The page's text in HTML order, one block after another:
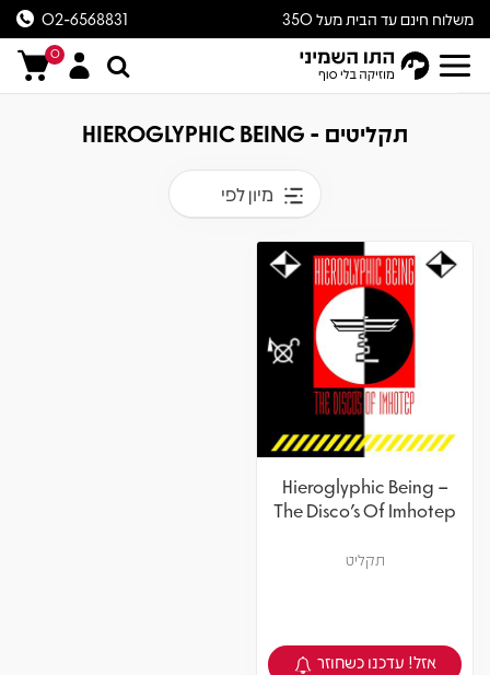
משלוח חינם עד הבית מעל 350
ש״ח
02-6568831
0
תקליטים - HIEROGLYPHIC BEING
מיון לפי
Hieroglyphic Being –
The Disco's Of Imhotep
תקליט
צפיה במוצר
אזל! עדכנו כשחוזר